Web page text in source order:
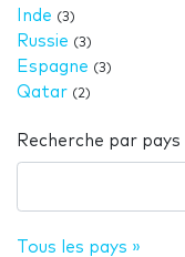
Inde (3)
Russie (3)
Espagne (3)
Qatar (2)
Recherche par pays
Tous les pays »